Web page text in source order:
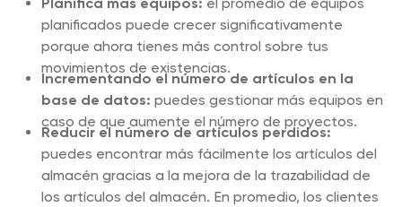
planificados puede crecer significativamente
porque ahora tienes más control sobre tus
movimientos de existencias.
Incrementando el número de artículos en la
base de datos: puedes gestionar más equipos en
caso de que aumente el número de proyectos.
Reducir el número de artículos perdidos:
puedes encontrar más fácilmente los artículos del
almacén gracias a la mejora de la trazabilidad de
los artículos del almacén. En promedio, los clientes